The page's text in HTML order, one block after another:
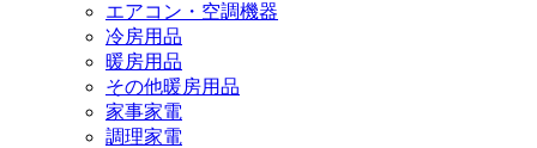
エアコン・空調機器
冷房用品
暖房用品
その他暖房用品
家事家電
調理家電